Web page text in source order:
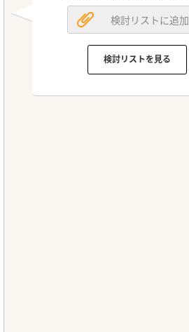
検討リストに追加
検討リストを見る